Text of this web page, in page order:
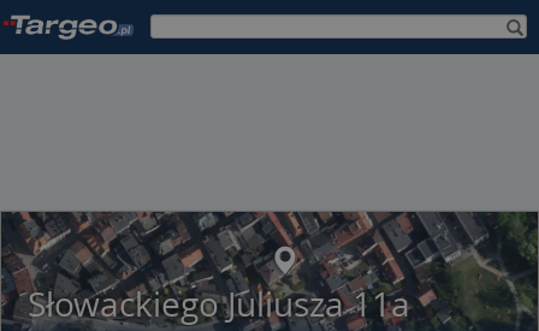
Słowackiego Juliusza 11a